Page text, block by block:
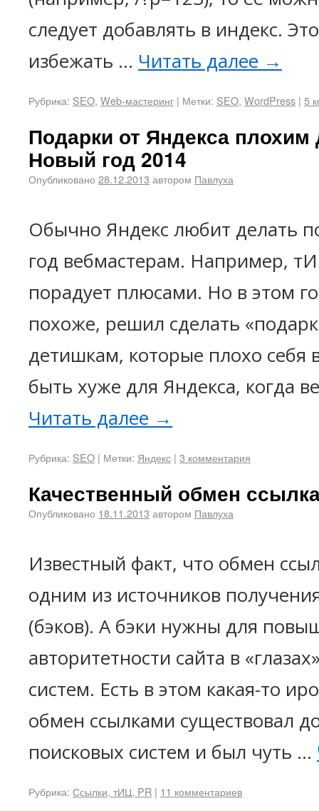
следует добавлять в индекс.
избежать … Читать далее →
Рубрика: SEO, Web-мастеринг | Метки: SEO, WordPress | 5
Подарки от Яндекса
Новый год 2014
Опубликовано 28.12.2013 автором Павлуха
Обычно Яндекс любит делать
год вебмастерам. Например,
порадует плюсами. Но в этом
похоже, решил сделать
детишкам, которые плохо себя
быть хуже для Яндекса, когда
Читать далее →
Рубрика: SEO | Метки: Яндекс | 3 комментария
Качественный обмен
Опубликовано 18.11.2013 автором Павлуха
Известный факт, что обмен
одним из источников
(бэков). А бэки нужны для
авторитетности сайта в
систем. Есть в этом какая-то
обмен ссылками существовал
поисковых систем и был чуть …
Рубрика: Ссылки, тИЦ, PR | 11 комментариев